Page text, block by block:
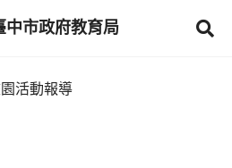
中市政府教育局
活動報導